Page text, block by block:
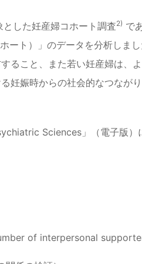
した妊産婦コホート調査2) で
ト）」のデータを分析しま
ること、また若い妊産婦は、
妊娠時からの社会的なつなが
Sciences」（電子版
of interpersonal